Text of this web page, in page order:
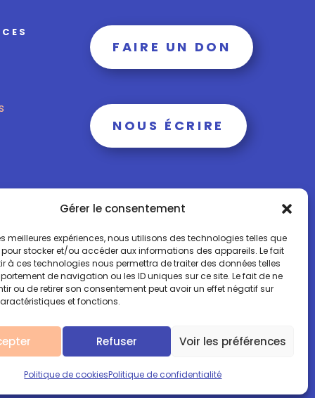
Gérer le consentement
meilleures expériences, nous utilisons des technologies telles que
stocker et/ou accéder aux informations des appareils. Le fait
à ces technologies nous permettra de traiter des données telles
de navigation ou les ID uniques sur ce site. Le fait de ne
ou de retirer son consentement peut avoir un effet négatif sur
et fonctions.
Refuser Voir les préférences
Politique de cookiesPolitique de confidentialité
FAIRE UN DON
NOUS ÉCRIRE
+ 00 33 (0)6 15 73 65 40
Mentions légales
♥️ par l'agenceRouge le fil